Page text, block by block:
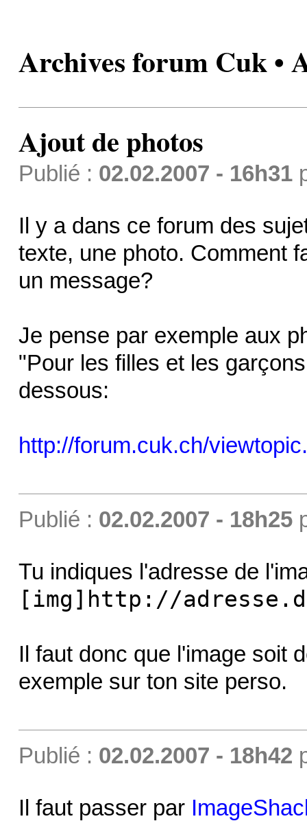
Archives forum Cuk •
Ajout de photos
Publié : 02.02.2007 - 16h31
Il y a dans ce forum des
texte, une photo. Comment
un message?
Je pense par exemple aux
"Pour les filles et les
dessous:
http://forum.cuk.ch/
Publié : 02.02.2007 - 18h25
Tu indiques l'adresse de
[img]http://
Il faut donc que l'image soit
exemple sur ton site perso.
Publié : 02.02.2007 - 18h42
Il faut passer par